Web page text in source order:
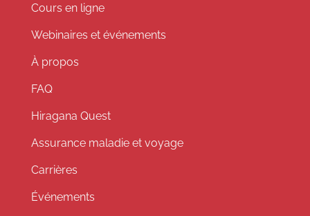
Cours en ligne
Webinaires et événements
À propos
FAQ
Hiragana Quest
Assurance maladie et voyage
Carrières
Événements